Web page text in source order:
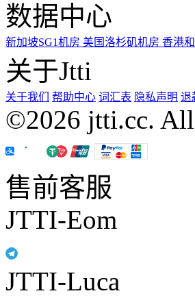
数据中心
新加坡SG1机房 美国洛杉矶机房 香港
关于Jtti
关于我们 帮助中心 词汇表 隐私声明 退
©2026 jtti.cc. All
售前客服
JTTI-Eom
JTTI-Luca